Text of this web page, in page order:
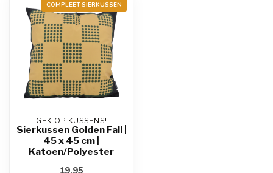
COMPLEET SIERKUSSEN
GEK OP KUSSENS!
Sierkussen Golden Fall |
45 x 45 cm |
Katoen/Polyester
19,95